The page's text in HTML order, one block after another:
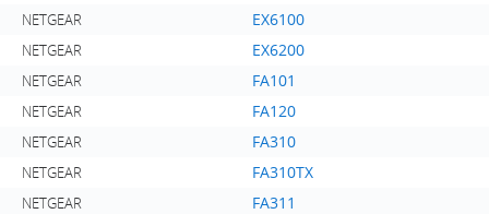
NETGEAR EX6100
NETGEAR EX6200
NETGEAR FA101
NETGEAR FA120
NETGEAR FA310
NETGEAR FA310TX
NETGEAR FA311